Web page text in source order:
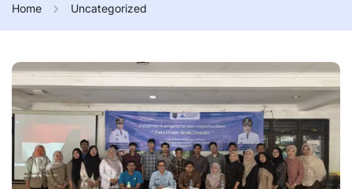
Home Uncategorized